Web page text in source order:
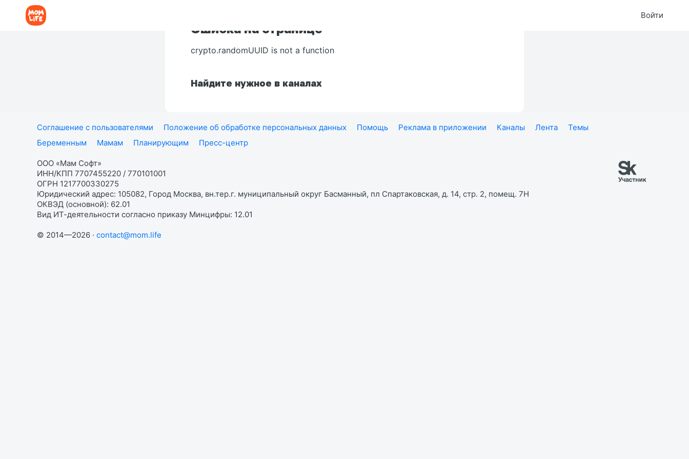
Войти
Ошибка на странице
crypto.randomUUID is not a function
Найдите нужное в каналах
Соглашение с пользователями Положение об обработке персональных данных Помощь Реклама в приложении Каналы Лента
Темы
Беременным
Мамам Планирующим Пресс-центр
ООО «Мам Софт»
ИНН/КПП 7707455220 / 770101001
ОГРН 1217700330275
Юридический адрес: 105082, Город Москва, вн.тер.г. муниципальный округ Басманный, пл Спартаковская, д. 14, стр. 2, помещ. 7Н
ОКВЭД (основной): 62.01
Вид ИТ-деятельности согласно приказу Минцифры: 12.01
© 2014—2026 · contact@mom.life